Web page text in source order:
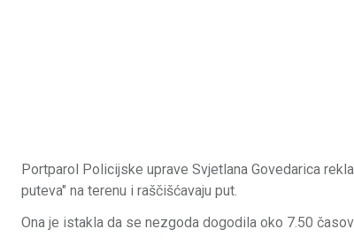
Portparol Policijske uprave Svjetlana Govedarica
puteva" na terenu i raščišćavaju put.
Ona je istakla da se nezgoda dogodila oko 7.50